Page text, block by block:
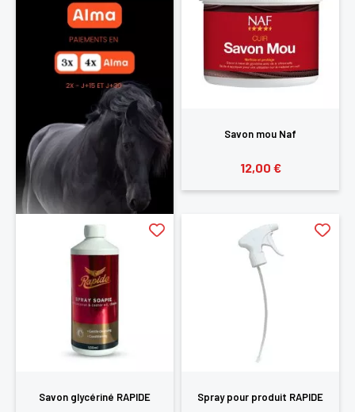
Savon mou Naf
12,00 €
Savon glycériné RAPIDE Spray pour produit RAPIDE